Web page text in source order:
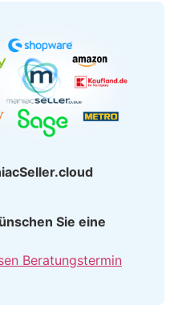
Sie eine
Beratungstermin